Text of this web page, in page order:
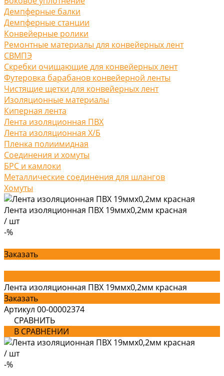
Демпферные балки
Демпферные станции
Конвейерные ролики
Ремонтные материалы для конвейерных лент
СВМПЭ
Скребки очищающие для конвейерных лент
Футеровка барабанов конвейерной ленты
Чистящие щетки для конвейерных лент
Изоляционные материалы
Киперная лента
Лента изоляционная ПВХ
Лента изоляционная Х/Б
Пленка полиимидная
Соединения и хомуты
БРС и камлоки
Металлические соединения для шлангов
Хомуты
Лента изоляционная ПВХ 19ммх0,2мм красная
/ шт
-%
Заказать
Лента изоляционная ПВХ 19ммх0,2мм красная
Заказать
Артикул 00-00002374
СРАВНИТЬ
В СРАВНЕНИИ
/ шт
-%